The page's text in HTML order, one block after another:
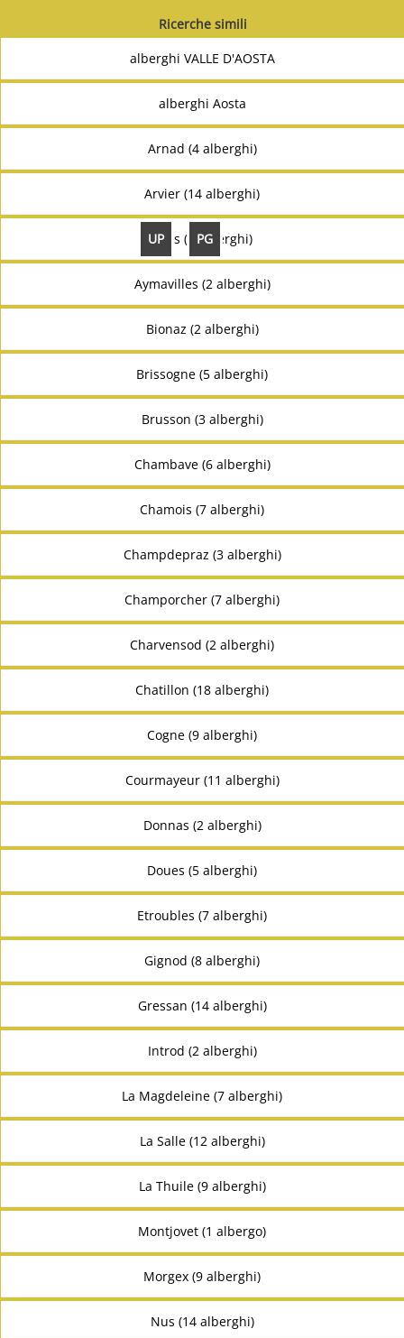
UP PG
Ricerche simili
alberghi VALLE D'AOSTA
alberghi Aosta
Arnad (4 alberghi)
Arvier (14 alberghi)
Ayas (3 alberghi)
Aymavilles (2 alberghi)
Bionaz (2 alberghi)
Brissogne (5 alberghi)
Brusson (3 alberghi)
Chambave (6 alberghi)
Chamois (7 alberghi)
Champdepraz (3 alberghi)
Champorcher (7 alberghi)
Charvensod (2 alberghi)
Chatillon (18 alberghi)
Cogne (9 alberghi)
Courmayeur (11 alberghi)
Donnas (2 alberghi)
Doues (5 alberghi)
Etroubles (7 alberghi)
Gignod (8 alberghi)
Gressan (14 alberghi)
Introd (2 alberghi)
La Magdeleine (7 alberghi)
La Salle (12 alberghi)
La Thuile (9 alberghi)
Montjovet (1 albergo)
Morgex (9 alberghi)
Nus (14 alberghi)